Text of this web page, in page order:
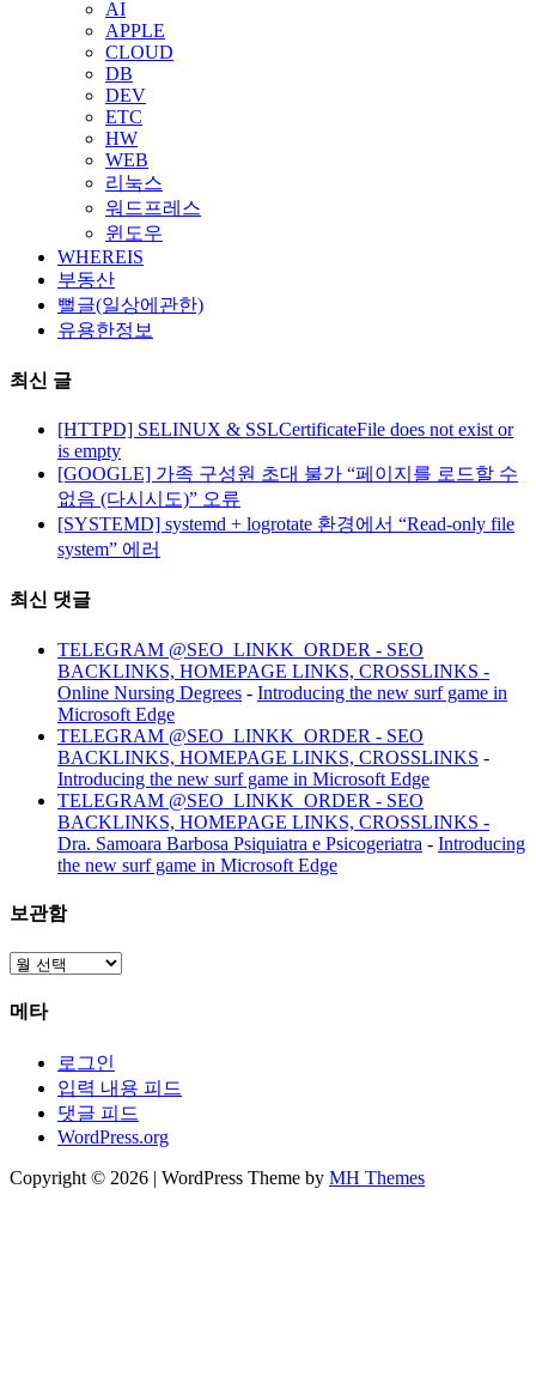
AI
APPLE
CLOUD
DB
DEV
ETC
HW
WEB
리눅스
워드프레스
윈도우
WHEREIS
부동산
뻘글(일상에관한)
유용한정보
최신 글
[HTTPD] SELINUX & SSLCertificateFile does not exist or
is empty
[GOOGLE] 가족 구성원 초대 불가 “페이지를 로드할 수
없음 (다시시도)” 오류
[SYSTEMD] systemd + logrotate 환경에서 “Read-only file
system” 에러
최신 댓글
TELEGRAM @SEO_LINKK_ORDER - SEO
BACKLINKS, HOMEPAGE LINKS, CROSSLINKS -
Online Nursing Degrees - Introducing the new surf game in
Microsoft Edge
TELEGRAM @SEO_LINKK_ORDER - SEO
BACKLINKS, HOMEPAGE LINKS, CROSSLINKS -
Introducing the new surf game in Microsoft Edge
TELEGRAM @SEO_LINKK_ORDER - SEO
BACKLINKS, HOMEPAGE LINKS, CROSSLINKS -
Dra. Samoara Barbosa Psiquiatra e Psicogeriatra - Introducing
the new surf game in Microsoft Edge
보관함
보
함
메타
로그인
입력 내용 피드
댓글 피드
WordPress.org
Copyright © 2026 | WordPress Theme by MH Themes